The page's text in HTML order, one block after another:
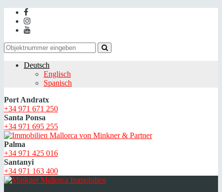
Deutsch
Englisch
Spanisch
Port Andratx
+34 971 671 250
Santa Ponsa
+34 971 695 255
Palma
+34 971 425 016
Santanyi
+34 971 163 400